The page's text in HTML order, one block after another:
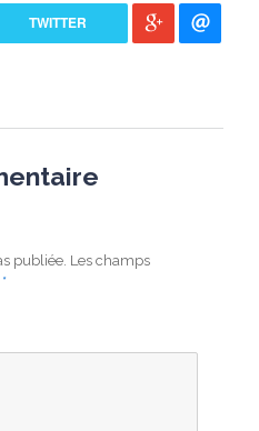
TWITTER
publiée. Les champs
*